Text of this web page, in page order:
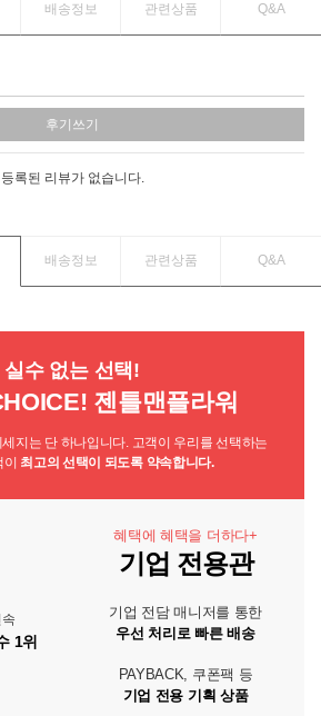
배송정보 관련상품 Q&A
후기쓰기
등록된 리뷰가 없습니다.
배송정보 관련상품 Q&A
실수 없는 선택!
젠틀맨플라워
지는 단 하나입니다. 고객이 우리를 선택하는
최고의 선택이 되도록 약속합니다.
1위
혜택에 혜택을 더하다+
기업 전용관
기업 전담 매니저를 통한
우선 처리로 빠른 배송
PAYBACK, 쿠폰팩 등
기업 전용 기획 상품